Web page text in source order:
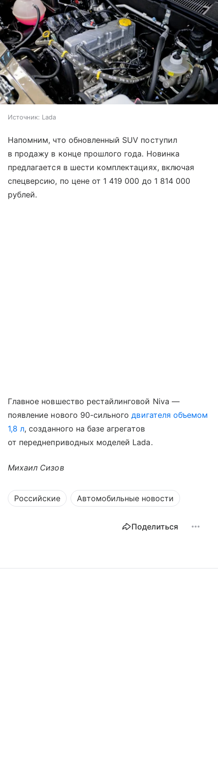
Источник: Lada
Напомним, что обновленный SUV поступил
в продажу в конце прошлого года. Новинка
предлагается в шести комплектациях, включая
спецверсию, по цене от 1 419 000 до 1 814 000
рублей.
Главное новшество рестайлинговой Niva —
появление нового 90-сильногодвигателя объемом
1,8 л, созданного на базе агрегатов
от переднеприводных моделей Lada.
Михаил Сизов
Российские Автомобильные новости
Поделиться